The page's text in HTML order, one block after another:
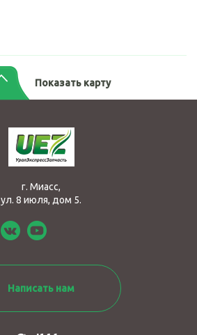
Показать карту
г. Миасс,
ул. 8 июля, дом 5.
Написать нам